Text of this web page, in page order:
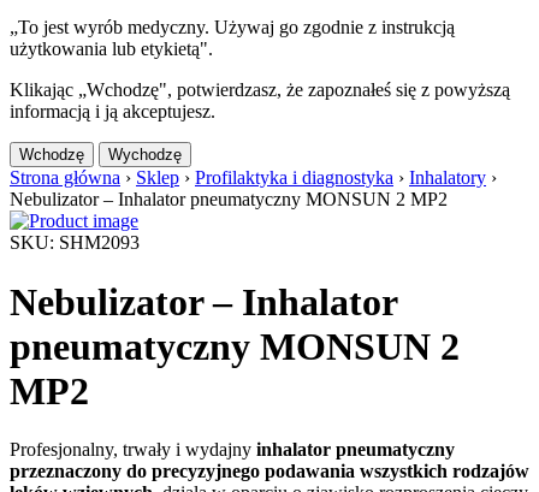
„To jest wyrób medyczny. Używaj go zgodnie z instrukcją
użytkowania lub etykietą".
Klikając „Wchodzę", potwierdzasz, że zapoznałeś się z powyższą
informacją i ją akceptujesz.
Wchodzę Wychodzę
Strona główna › Sklep › Profilaktyka i diagnostyka › Inhalatory ›
Nebulizator – Inhalator pneumatyczny MONSUN 2 MP2
SKU: SHM2093
Nebulizator – Inhalator
pneumatyczny MONSUN 2
MP2
Profesjonalny, trwały i wydajny inhalator pneumatyczny
przeznaczony do precyzyjnego podawania wszystkich rodzajów